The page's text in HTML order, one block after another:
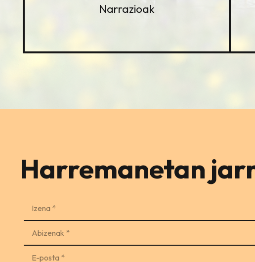
Narrazioak
Harremanetan